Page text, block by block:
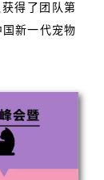
得了团队第
新一代宠物